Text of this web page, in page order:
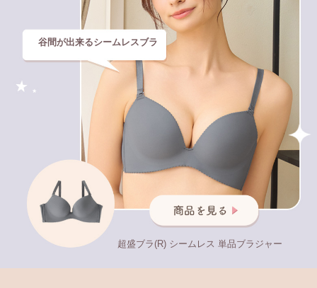
谷間が出来るシームレスブラ
超盛ブラ(R) シームレス 単品ブラジャー